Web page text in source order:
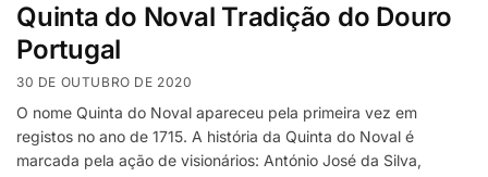
Quinta do Noval Tradição do Douro
Portugal
30 DE OUTUBRO DE 2020
O nome Quinta do Noval apareceu pela primeira vez em
registos no ano de 1715. A história da Quinta do Noval é
marcada pela ação de visionários: António José da Silva,